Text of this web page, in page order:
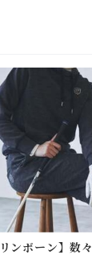
感謝と、新た
ンボーン】数